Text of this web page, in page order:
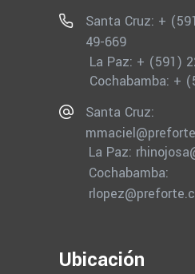
Santa Cruz: +
49-669
La Paz: + (591)
Cochabamba: +
Santa Cruz:
La Paz:
Cochabamba:
Ubicación